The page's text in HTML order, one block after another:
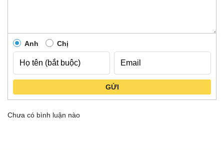
Anh Chị
GỬI
Chưa có bình luận nào